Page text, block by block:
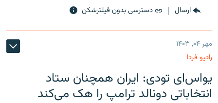
ارسال دسترسی بدون فیلترشکن
مهر ۰۴, ۱۴۰۳
رادیو فردا
یو‌اس‌ای تودی: ایران همچنان ستاد
انتخاباتی دونالد ترامپ را هک می‌کند